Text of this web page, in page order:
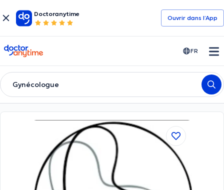
Doctoranytime
Ouvrir dans l’App
doctoranytime FR
Gynécologue